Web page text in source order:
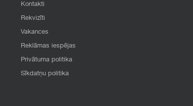
Kontakti
Rekvizīti
Vakances
Reklāmas iespējas
Privātuma politika
Sīkdatņu politika